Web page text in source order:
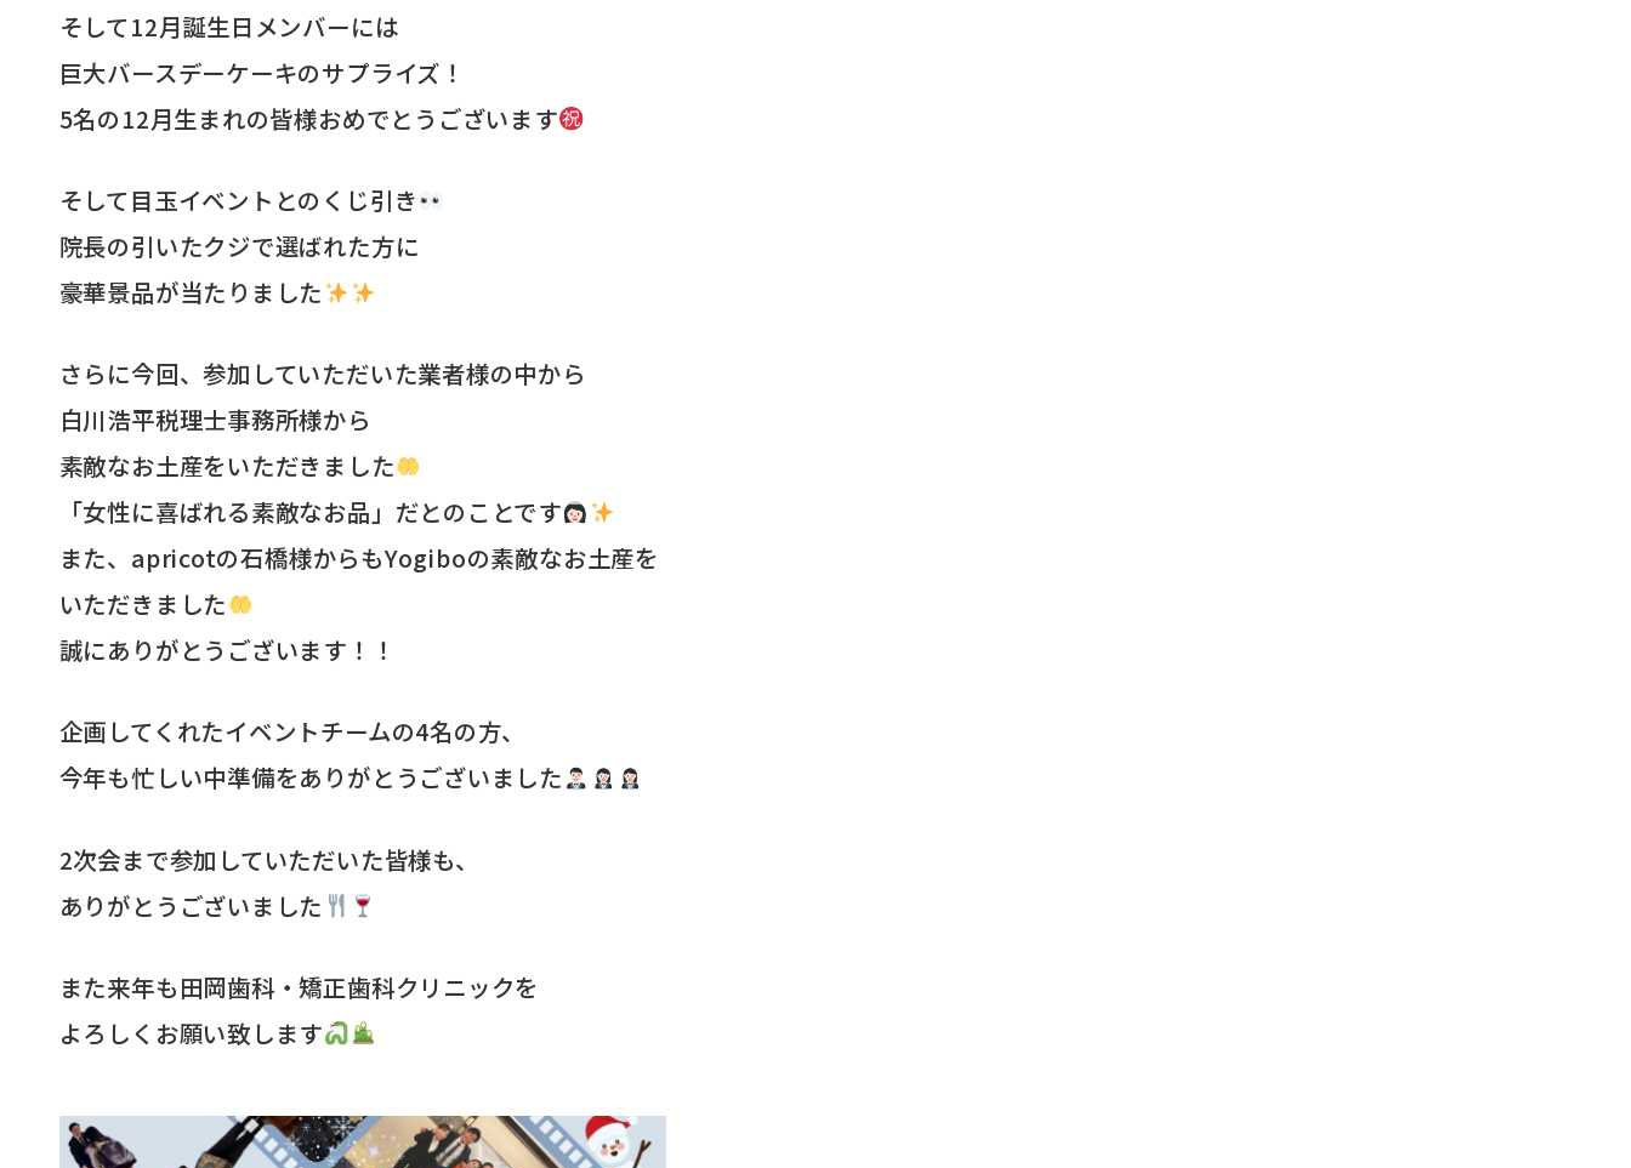
そして12月誕生日メンバーには
巨大バースデーケーキのサプライズ！
5名の12月生まれの皆様おめでとうございます
そして目玉イベントとのくじ引き
院長の引いたクジで選ばれた方に
豪華景品が当たりました
さらに今回、参加していただいた業者様の中から
白川浩平税理士事務所様から
素敵なお土産をいただきました
「女性に喜ばれる素敵なお品」だとのことです
また、apricotの石橋様からもYogiboの素敵なお土産を
いただきました
誠にありがとうございます！！
企画してくれたイベントチームの4名の方、
今年も忙しい中準備をありがとうございました
2次会まで参加していただいた皆様も、
ありがとうございました
また来年も田岡歯科・矯正歯科クリニックを
よろしくお願い致します